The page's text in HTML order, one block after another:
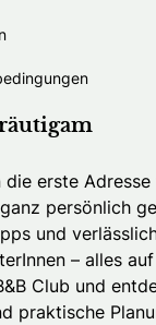
erste
persönlich
und
– alles
Club und
praktische